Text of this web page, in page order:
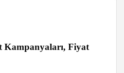
Kampanyaları, Fiyat